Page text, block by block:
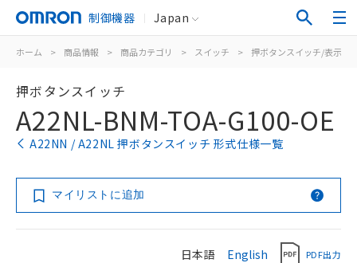
制御機器 Japan
ホーム > 商品情報 > 商品カテゴリ > スイッチ > 押ボタンスイッチ/表示灯
押ボタンスイッチ
A22NL-BNM-TOA-G100-OE
A22NN / A22NL 押ボタンスイッチ 形式仕様一覧
マイリストに追加
日本語 English PDF出力